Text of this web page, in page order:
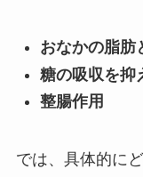
おなかの脂肪
糖の吸収を抑
整腸作用
では、具体的に